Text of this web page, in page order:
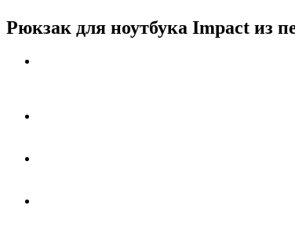
Рюкзак для ноутбука Impact из